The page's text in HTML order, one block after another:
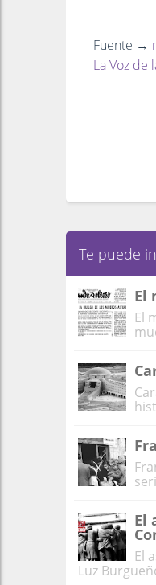
Fuente →
La Voz de
Te puede
El
El
El
El
Luz